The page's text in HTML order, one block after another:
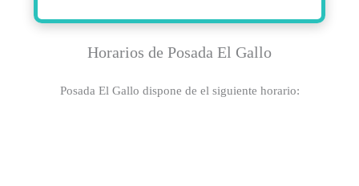
Horarios de Posada El Gallo
Posada El Gallo dispone de el siguiente horario: